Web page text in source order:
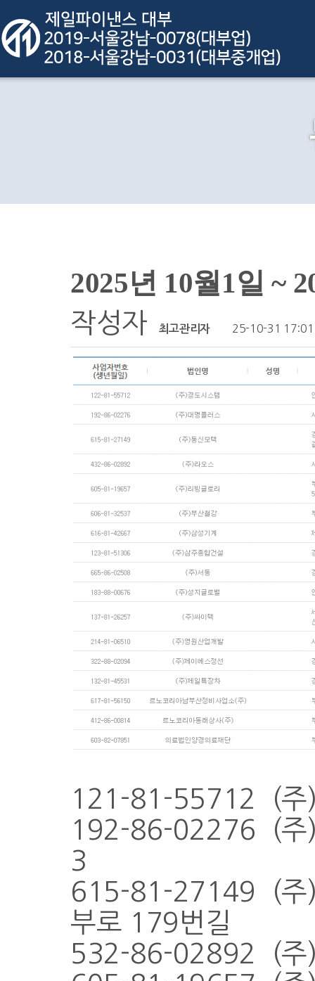
2025년 10월1일 ~
작성자 최고관리자 25-10-31 17:01
121-81-55712 (주)
192-86-02276 (주)
3
615-81-27149 (주)
부로 179번길
532-86-02892 (주)